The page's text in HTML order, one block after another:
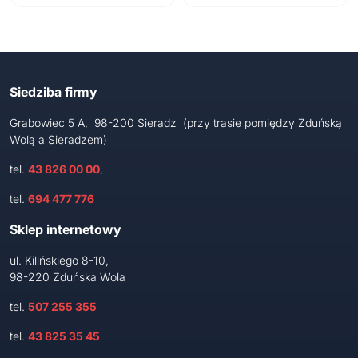
Siedziba firmy
Grabowiec 5 A, 98-200 Sieradz (przy trasie pomiędzy Zduńską
Wolą a Sieradzem)
tel. 43 826 00 00,
tel. 694 477 776
Sklep internetowy
ul. Kilińskiego 8-10,
98-220 Zduńska Wola
tel. 507 255 355
tel. 43 825 35 45